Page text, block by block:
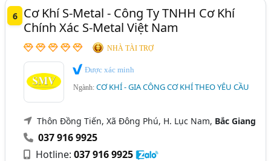
6
Cơ Khí S-Metal - Công Ty TNHH Cơ Khí
Chính Xác S-Metal Việt Nam
NHÀ TÀI TRỢ
Được xác minh
Ngành:CƠ KHÍ - GIA CÔNG CƠ KHÍ THEO YÊU CẦU
Thôn Đồng Tiến, Xã Đông Phú, H. Lục Nam, Bắc Giang
037 916 9925
Hotline:037 916 9925